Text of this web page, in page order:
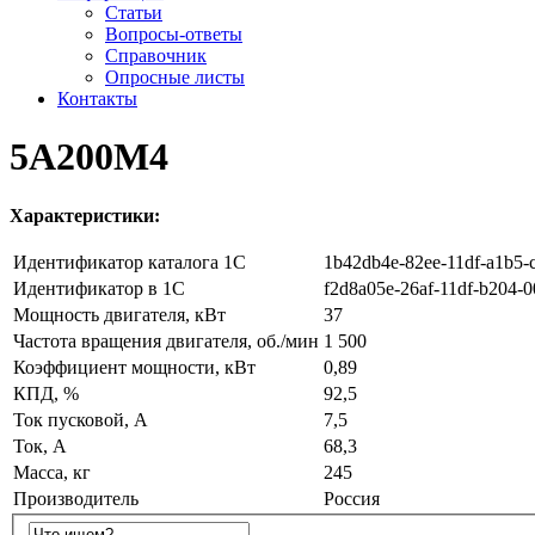
Статьи
Вопросы-ответы
Справочник
Опросные листы
Контакты
5A200M4
Характеристики:
Идентификатор каталога 1С
1b42db4e-82ee-11df-
Идентификатор в 1С
f2d8a05e-26af-11df-b204-
Мощность двигателя, кВт
37
Частота вращения двигателя, об./мин 1 500
Коэффициент мощности, кВт
0,89
КПД, %
92,5
Ток пусковой, А
7,5
Ток, А
68,3
Масса, кг
245
Производитель
Россия